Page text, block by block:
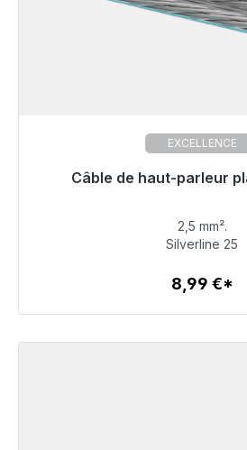
EXCELLENCE
Câble de haut-parleur
Prêt à être expédié, délai
8,99 €
Détails
2,5 mm².
Silverline 25
8,99 €*